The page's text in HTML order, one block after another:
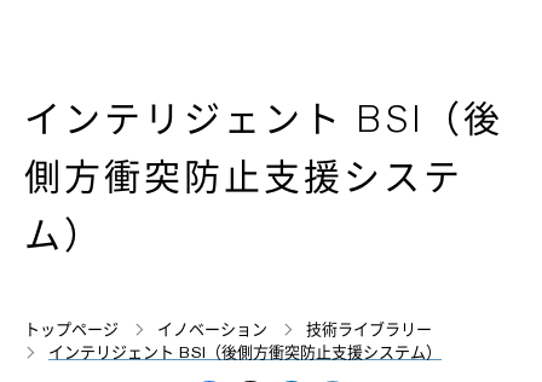
インテリジェント BSI（後
側方衝突防止支援システ
ム）
トップページ イノベーション
技術ライブラリー
インテリジェント BSI（後側方衝突防止支援システム）